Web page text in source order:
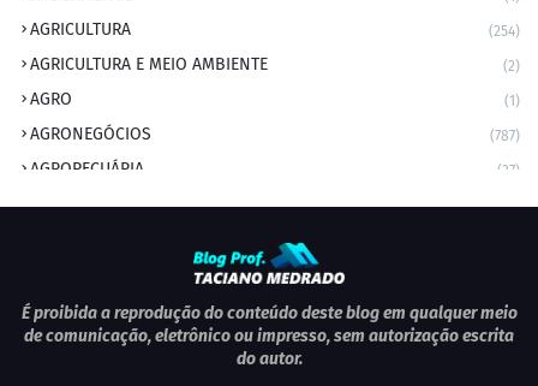
AGRICULTURA (254)
AGRICULTURA E MEIO AMBIENTE (2)
AGRO (1)
AGRONEGÓCIOS (787)
AGROPECUÁRIA (37)
AMBIENTE (9)
ANIVERSÁRIO DA CIDADE
ANIVERSÁRIOS (1)
APEXBRASIL (1)
É proibida a reprodução do conteúdo deste blog em qualquer meio
de comunicação, eletrônico ou impresso, sem autorização escrita
do autor.